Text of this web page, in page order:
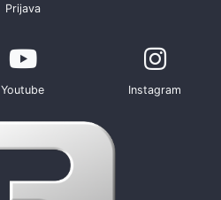
Prijava
Youtube Instagram